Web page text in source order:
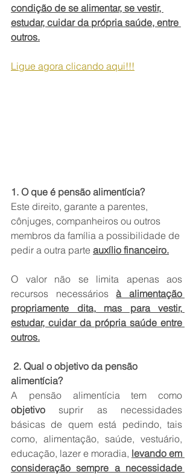
condição de se alimentar, se vestir,
estudar, cuidar da própria saúde, entre
outros.
Ligue agora clicando aqui!!!
1. O que é pensão alimentícia?
Este direito, garante a parentes,
cônjuges, companheiros ou outros
membros da família a possibilidade de
pedir a outra parte auxílio financeiro.
O valor não se limita apenas aos
recursos necessários à alimentação
propriamente dita, mas para vestir,
estudar, cuidar da própria saúde entre
outros.
2. Qual o objetivo da pensão
alimentícia?
objetivo suprir as necessidades
básicas de quem está pedindo, tais
como, alimentação, saúde, vestuário,
educação, lazer e moradia, levando em
consideração sempre a necessidade